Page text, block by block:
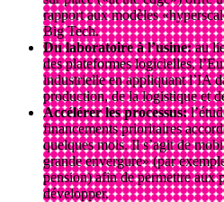
rapport aux modèles
Big Tech.
Du laboratoire à l’usine:au
des plateformes logicielles,
industrielle en appliquant l’IA
production, de la logistique et
Accélérer les processus:
financements prioritaires
quelques mois. Il s’agit de
grande envergure» (par
pension) afin de permettre aux
développer.